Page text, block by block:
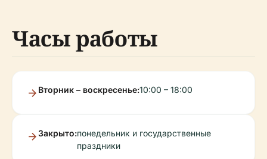
Часы работы
Вторник – воскресенье:10:00 – 18:00
Закрыто:понедельник и государственные
праздники